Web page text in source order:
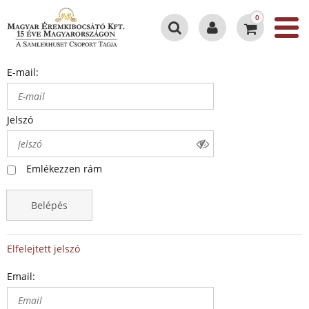
0
E-mail:
Jelszó
Emlékezzen rám
Belépés
Elfelejtett jelszó
Email: